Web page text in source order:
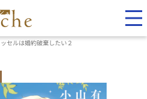
セルは婚約破棄したい２